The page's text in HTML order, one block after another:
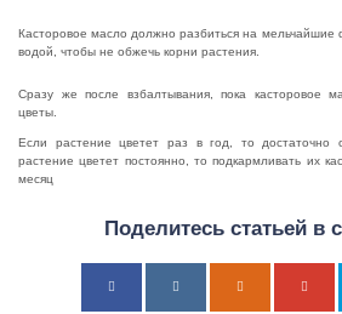
Касторовое масло должно разбиться на
водой, чтобы не обжечь корни растения.
Сразу же после взбалтывания, пока касторовое
цветы.
Если растение цветет раз в год, то достаточно
растение цветет постоянно, то подкармливать их
месяц
Поделитесь статьей в